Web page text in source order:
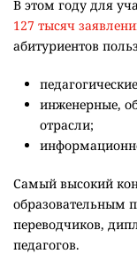
В этом году для
127 тысяч
абитуриентов
инженерные,
отрасли;
Самый высокий
образовательным
переводчиков,
педагогов.